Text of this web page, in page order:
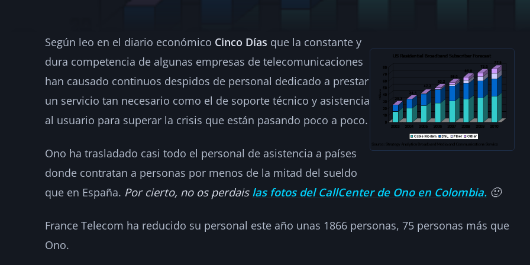
Las telecos invierten más en
soporte técnico
NOTICIAS 2007-07-09 2 min de lectura hellc2
Según leo en el diario económico Cinco Días que la constante y
dura competencia de algunas empresas de telecomunicaciones
han causado continuos despidos de personal dedicado a prestar
un servicio tan necesario como el de soporte técnico y asistencia
al usuario para superar la crisis que están pasando poco a poco.
Ono ha trasladado casi todo el personal de asistencia a países
donde contratan a personas por menos de la mitad del sueldo
que en España. Por cierto, no os perdais las fotos del CallCenter de Ono en Colombia. 🙂
France Telecom ha reducido su personal este año unas 1866 personas, 75 personas más que
Ono.